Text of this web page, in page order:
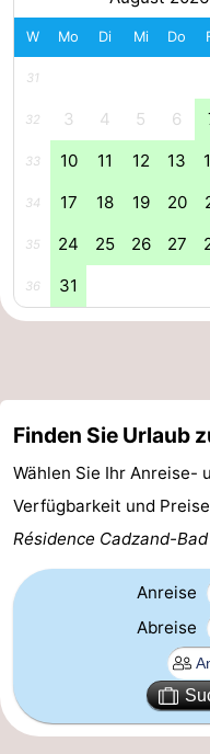
Forum
Route
Medizin
Adressen
Region
-
Veere
-
Domburg
-
Zoutelande
Vlaanderen
-
W Mo Di Mi Do
31
32 3 4 5 6
33 10 11 12 13
34 17 18 19 20
35 24 25 26 27
36 31
Finden Sie Urlaub
Wählen Sie Ihr Anreise-
Verfügbarkeit und
Résidence Cadzand-Bad
Anreise
Abreise